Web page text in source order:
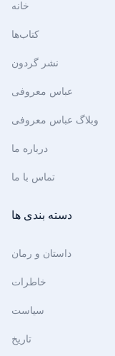
خانه
کتاب‌ها
نشر گردون
عباس معروفی
وبلاگ عباس معروفی
درباره ما
تماس با ما
دسته بندی ها
داستان و رمان
خاطرات
سیاست
تاریخ